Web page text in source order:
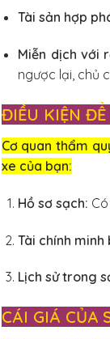
Tài sản hợp
Miễn dịch với
ngược lại, chủ
ĐIỀU KIỆN ĐỂ
Cơ quan thẩm
xe của bạn:
Hồ sơ sạch:
Tài chính minh
Lịch sử trong
CÁI GIÁ CỦA